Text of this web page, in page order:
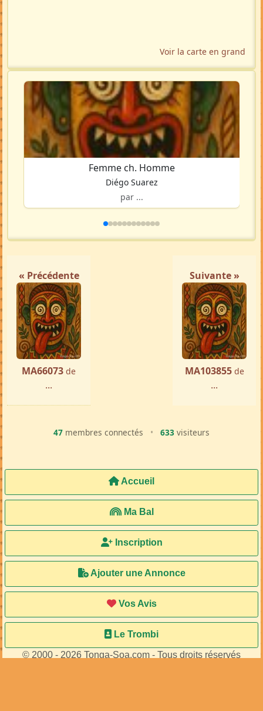
Voir la carte en grand
Femme ch. Homme
Diégo Suarez
par ...
« Précédente
MA66073 de
...
Suivante »
MA103855 de
...
47 membres connectés • 633 visiteurs
Accueil
Ma Bal
Inscription
Ajouter une Annonce
Vos Avis
Le Trombi
© 2000 - 2026 Tonga-Soa.com - Tous droits réservés